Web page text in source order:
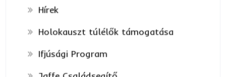
Hírek
Holokauszt túlélők támogatása
Ifjúsági Program